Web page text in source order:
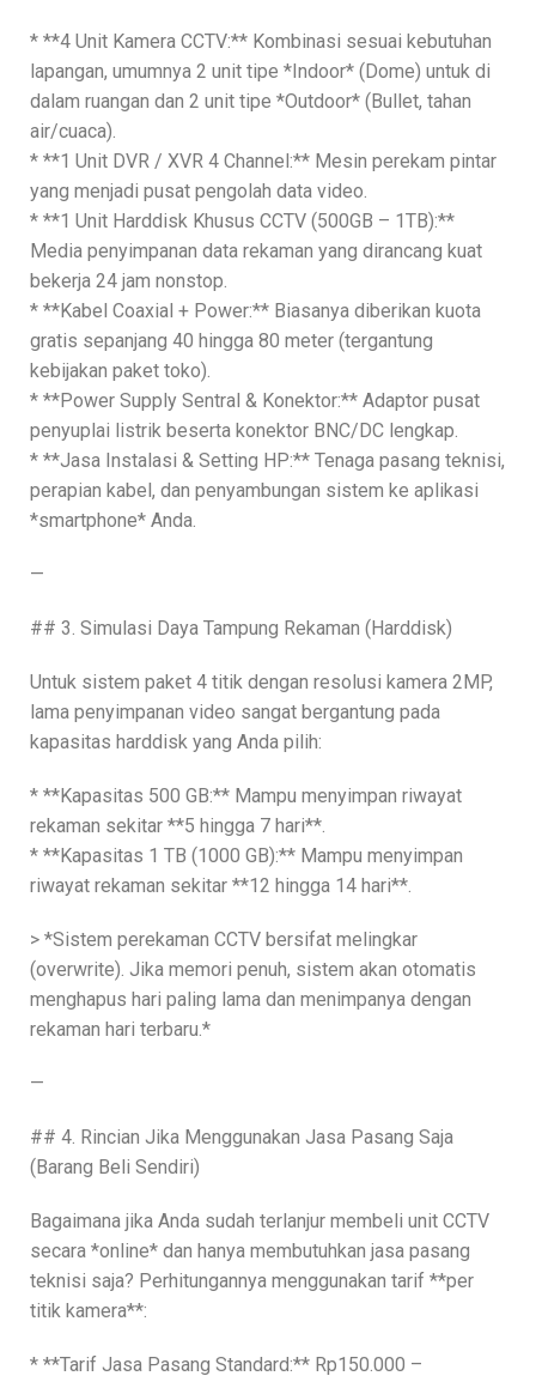
* **4 Unit Kamera CCTV:** Kombinasi sesuai kebutuhan
lapangan, umumnya 2 unit tipe *Indoor* (Dome) untuk di
dalam ruangan dan 2 unit tipe *Outdoor* (Bullet, tahan
air/cuaca).
* **1 Unit DVR / XVR 4 Channel:** Mesin perekam pintar
yang menjadi pusat pengolah data video.
* **1 Unit Harddisk Khusus CCTV (500GB – 1TB):**
Media penyimpanan data rekaman yang dirancang kuat
bekerja 24 jam nonstop.
* **Kabel Coaxial + Power:** Biasanya diberikan kuota
gratis sepanjang 40 hingga 80 meter (tergantung
kebijakan paket toko).
* **Power Supply Sentral & Konektor:** Adaptor pusat
penyuplai listrik beserta konektor BNC/DC lengkap.
* **Jasa Instalasi & Setting HP:** Tenaga pasang teknisi,
perapian kabel, dan penyambungan sistem ke aplikasi
*smartphone* Anda.
—
## 3. Simulasi Daya Tampung Rekaman (Harddisk)
Untuk sistem paket 4 titik dengan resolusi kamera 2MP,
lama penyimpanan video sangat bergantung pada
kapasitas harddisk yang Anda pilih:
* **Kapasitas 500 GB:** Mampu menyimpan riwayat
rekaman sekitar **5 hingga 7 hari**.
* **Kapasitas 1 TB (1000 GB):** Mampu menyimpan
riwayat rekaman sekitar **12 hingga 14 hari**.
> *Sistem perekaman CCTV bersifat melingkar
(overwrite). Jika memori penuh, sistem akan otomatis
menghapus hari paling lama dan menimpanya dengan
rekaman hari terbaru.*
—
## 4. Rincian Jika Menggunakan Jasa Pasang Saja
(Barang Beli Sendiri)
Bagaimana jika Anda sudah terlanjur membeli unit CCTV
secara *online* dan hanya membutuhkan jasa pasang
teknisi saja? Perhitungannya menggunakan tarif **per
titik kamera**:
* **Tarif Jasa Pasang Standard:** Rp150.000 –